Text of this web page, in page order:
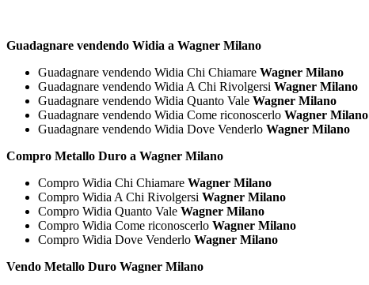
Guadagnare vendendo Widia a Wagner Milano
Guadagnare vendendo Widia Chi Chiamare Wagner Milano
Guadagnare vendendo Widia A Chi Rivolgersi Wagner Milano
Guadagnare vendendo Widia Quanto Vale Wagner Milano
Guadagnare vendendo Widia Come riconoscerlo Wagner Milano
Guadagnare vendendo Widia Dove Venderlo Wagner Milano
Compro Metallo Duro a Wagner Milano
Compro Widia Chi Chiamare Wagner Milano
Compro Widia A Chi Rivolgersi Wagner Milano
Compro Widia Quanto Vale Wagner Milano
Compro Widia Come riconoscerlo Wagner Milano
Compro Widia Dove Venderlo Wagner Milano
Vendo Metallo Duro Wagner Milano